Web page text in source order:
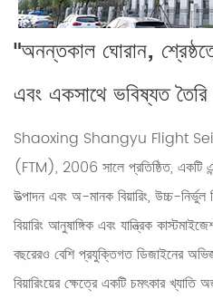
"অনন্তকাল ঘোরান,
এবং একসাথে ভবিষ্যত
Shaoxing Shangyu Flight
(FTM), 2006 সালে প্রতিষ্ঠিত, একটি
উত্পাদন এবং অ-মানক বিয়ারিং, উচ্চ-
বিয়ারিং আনুষাঙ্গিক এবং যান্ত্রিক
বছরেরও বেশি প্রযুক্তিগত ডিজাইনের
বিয়ারিংয়ের ক্ষেত্রে একটি চমৎকার খ্যাতি